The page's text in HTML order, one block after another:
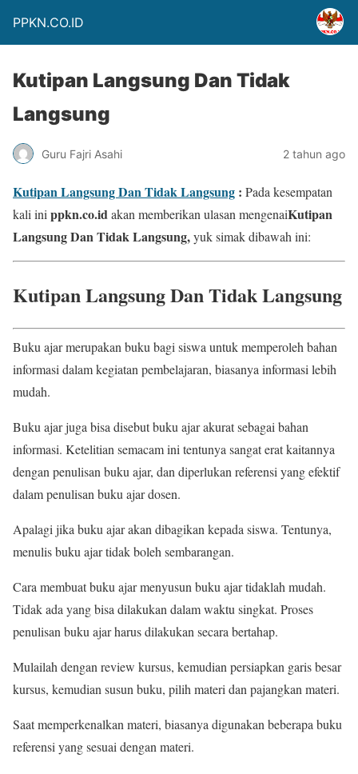
PPKN.CO.ID
Kutipan Langsung Dan Tidak
Langsung
Guru Fajri Asahi 2 tahun ago
Kutipan Langsung Dan Tidak Langsung : Pada kesempatan
kali ini ppkn.co.idakan memberikan ulasan mengenaiKutipan
Langsung Dan Tidak Langsung,yuk simak dibawah ini:
Kutipan Langsung Dan Tidak Langsung
Buku ajar merupakan buku bagi siswa untuk memperoleh bahan
informasi dalam kegiatan pembelajaran, biasanya informasi lebih
mudah.
Buku ajar juga bisa disebut buku ajar akurat sebagai bahan
informasi. Ketelitian semacam ini tentunya sangat erat kaitannya
dengan penulisan buku ajar, dan diperlukan referensi yang efektif
dalam penulisan buku ajar dosen.
Apalagi jika buku ajar akan dibagikan kepada siswa. Tentunya,
menulis buku ajar tidak boleh sembarangan.
Cara membuat buku ajar menyusun buku ajar tidaklah mudah.
Tidak ada yang bisa dilakukan dalam waktu singkat. Proses
penulisan buku ajar harus dilakukan secara bertahap.
Mulailah dengan review kursus, kemudian persiapkan garis besar
kursus, kemudian susun buku, pilih materi dan pajangkan materi.
Saat memperkenalkan materi, biasanya digunakan beberapa buku
referensi yang sesuai dengan materi.